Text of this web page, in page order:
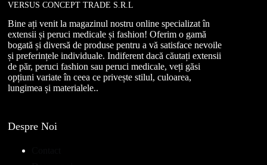
VERSUS CONCEPT TRADE S.R.L
Bine ați venit la magazinul nostru online specializat în
extensii și peruci medicale și fashion! Oferim o gamă
bogată și diversă de produse pentru a vă satisface nevoile
și preferințele individuale. Indiferent dacă căutați extensii
de păr, peruci fashion sau peruci medicale, veți găsi
opțiuni variate în ceea ce privește stilul, culoarea,
lungimea și materialele..
Despre Noi